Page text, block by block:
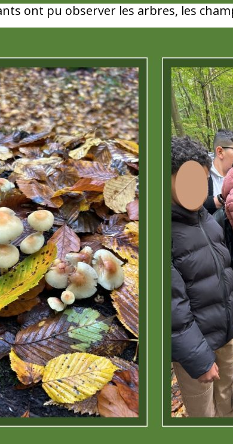
ont pu observer les arbres, les